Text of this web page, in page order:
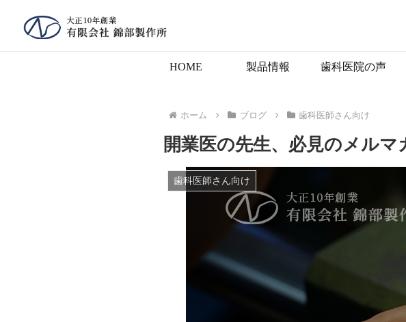
HOME 製品情報 歯科医院の声
ホーム ブログ 歯科医師さん向け
開業医の先生、必見のメル
歯科医師さん向け